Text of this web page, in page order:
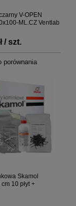
V-OPEN
ML.CZ Ventlab
/ szt.
porównania
Skamol
10 płyt +